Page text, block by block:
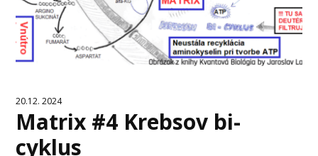
20.12. 2024
Matrix #4 Krebsov bi-
cyklus